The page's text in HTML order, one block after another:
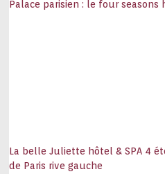
Palace parisien : le four seasons
La belle Juliette hôtel & SPA 4
de Paris rive gauche